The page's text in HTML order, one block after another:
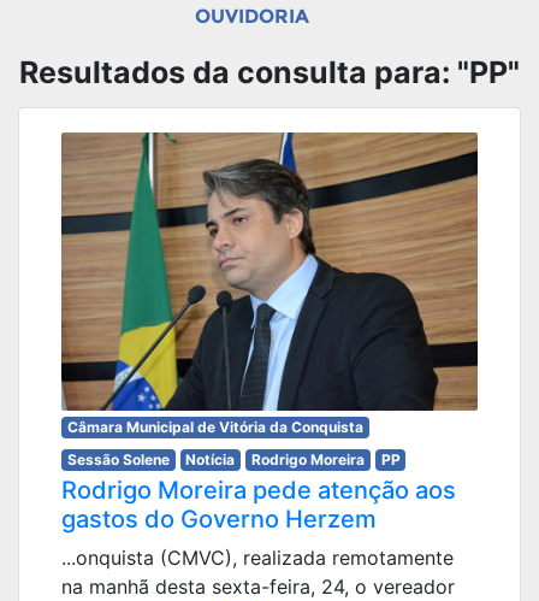
OUVIDORIA
Resultados da consulta para: "PP"
Câmara Municipal de Vitória da Conquista
Sessão Solene
Notícia Rodrigo Moreira PP
Rodrigo Moreira pede atenção aos
gastos do Governo Herzem
...onquista (CMVC), realizada remotamente
na manhã desta sexta-feira, 24, o vereador